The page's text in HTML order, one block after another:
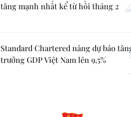
tăng mạnh nhất kể từ hồi tháng 2
Standard Chartered nâng dự báo
trưởng GDP Việt Nam lên 9,5%